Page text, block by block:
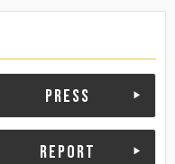
PRESS
REPORT